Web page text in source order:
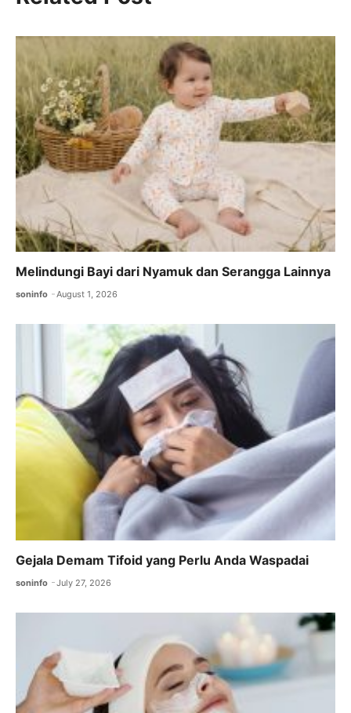
e
b
o
o
k
er l
s
A
p
p
a
m
Melindungi Bayi dari Nyamuk dan Serangga Lainnya
soninfo August 1, 2026
Gejala Demam Tifoid yang Perlu Anda Waspadai
soninfo July 27, 2026